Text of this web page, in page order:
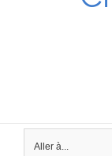
Aller à...